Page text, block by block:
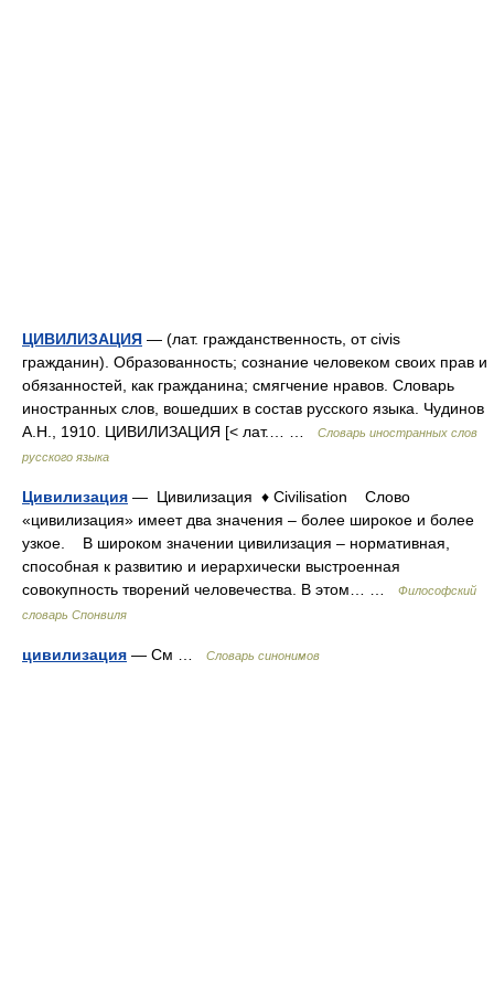
ЦИВИЛИЗАЦИЯ — (лат. гражданственность, от civis
гражданин). Образованность; сознание человеком своих прав и
обязанностей, как гражданина; смягчение нравов. Словарь
иностранных слов, вошедших в состав русского языка. Чудинов
А.Н., 1910. ЦИВИЛИЗАЦИЯ [< лат.… …
Словарь иностранных слов
русского языка
Цивилизация — Цивилизация ♦ Civilisation Слово
«цивилизация» имеет два значения – более широкое и более
узкое. В широком значении цивилизация – нормативная,
способная к развитию и иерархически выстроенная
совокупность творений человечества. В этом… …
Философский
словарь Спонвиля
цивилизация — См … Словарь синонимов